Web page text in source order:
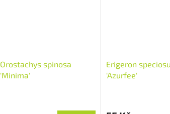
Orostachys spinosa
'Minima'
Erigeron
'Azurfee'